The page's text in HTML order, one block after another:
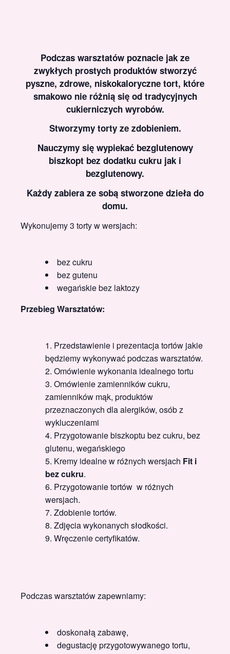
Podczas warsztatów poznacie jak ze
zwykłych prostych produktów stworzyć
pyszne, zdrowe, niskokaloryczne tort, które
smakowo nie różnią się od tradycyjnych
cukierniczych wyrobów.
Stworzymy torty ze zdobieniem.
Nauczymy się wypiekać bezglutenowy
biszkopt bez dodatku cukru jak i
bezglutenowy.
Każdy zabiera ze sobą stworzone dzieła do
domu.
Wykonujemy 3 torty w wersjach:
bez cukru
bez gutenu
wegańskie bez laktozy
Przebieg Warsztatów:
Przedstawienie i prezentacja tortów jakie
będziemy wykonywać podczas warsztatów.
Omówienie wykonania idealnego tortu
Omówienie zamienników cukru,
zamienników mąk, produktów
przeznaczonych dla alergików, osób z
wykluczeniami
Przygotowanie biszkoptu bez cukru, bez
glutenu, wegańskiego
Kremy idealne w różnych wersjach Fit i
bez cukru.
Przygotowanie tortów w różnych
wersjach.
Zdobienie tortów.
Zdjęcia wykonanych słodkości.
Wręczenie certyfikatów.
Podczas warsztatów zapewniamy:
doskonałą zabawę,
degustację przygotowywanego tortu,